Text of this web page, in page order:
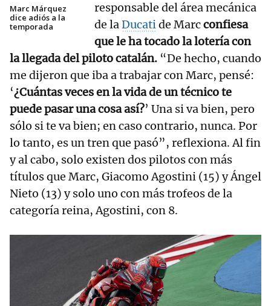
Marc Márquez
dice adiós a la
temporada
responsable del área mecánica
de laDucatide Marcconfiesa
que le ha tocado la lotería con
la llegada del piloto catalán. “De hecho, cuando
me dijeron que iba a trabajar con Marc, pensé:
‘¿Cuántas veces en la vida de un técnico te
puede pasar una cosa así?’ Una si va bien, pero
sólo si te va bien; en caso contrario, nunca. Por
lo tanto, es un tren que pasó”, reflexiona. Al fin
y al cabo, solo existen dos pilotos con más
títulos que Marc, Giacomo Agostini (15) y Ángel
Nieto (13) y solo uno con más trofeos de la
categoría reina, Agostini, con 8.